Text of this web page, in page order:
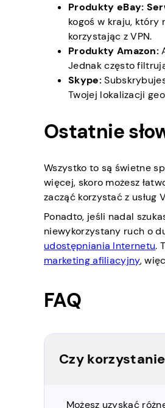
Produkty eBay:
kogoś w kraju, który
korzystając z VPN.
Produkty Amazon:
Jednak często
Skype:
Twojej lokalizacji
Ostatnie
Wszystko to są świetne
więcej, skoro możesz
zacząć korzystać z usług
Ponadto, jeśli nadal
niewykorzystany ruch o
udostępniania Internetu.
marketing afiliacyjny,
FAQ
Czy
Możesz uzyskać